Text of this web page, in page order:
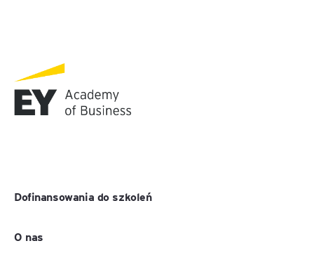
Dofinansowania do szkoleń
O nas